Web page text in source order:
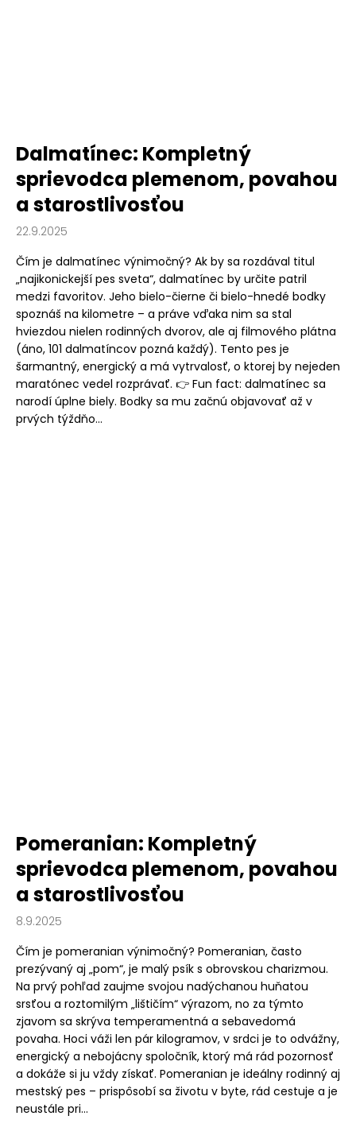
Dalmatínec: Kompletný
sprievodca plemenom, povahou
a starostlivosťou
22.9.2025
Čím je dalmatínec výnimočný? Ak by sa rozdával titul
„najikonickejší pes sveta“, dalmatínec by určite patril
medzi favoritov. Jeho bielo-čierne či bielo-hnedé bodky
spoznáš na kilometre – a práve vďaka nim sa stal
hviezdou nielen rodinných dvorov, ale aj filmového plátna
(áno, 101 dalmatíncov pozná každý). Tento pes je
šarmantný, energický a má vytrvalosť, o ktorej by nejeden
maratónec vedel rozprávať. 👉 Fun fact: dalmatínec sa
narodí úplne biely. Bodky sa mu začnú objavovať až v
prvých týždňo...
Pomeranian: Kompletný
sprievodca plemenom, povahou
a starostlivosťou
8.9.2025
Čím je pomeranian výnimočný? Pomeranian, často
prezývaný aj „pom“, je malý psík s obrovskou charizmou.
Na prvý pohľad zaujme svojou nadýchanou huňatou
srsťou a roztomilým „lištičím“ výrazom, no za týmto
zjavom sa skrýva temperamentná a sebavedomá
povaha. Hoci váži len pár kilogramov, v srdci je to odvážny,
energický a nebojácny spoločník, ktorý má rád pozornosť
a dokáže si ju vždy získať. Pomeranian je ideálny rodinný aj
mestský pes – prispôsobí sa životu v byte, rád cestuje a je
neustále pri...